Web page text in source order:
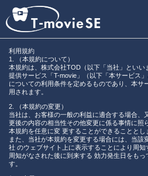
利用規約
1.
（本規約について）
本規約は、株式会社TOD （以下「当社」とい
提供サービス「 T-movie 」
（以下「本サービス
についての利用条件を定めるものであり、本サ
用されます。
2.
（本規約の変更）
当社は、お客様の一般の利益に適合する場合、
更後の内容の相当性その他変更に係る事情に照
本規約を任意に変 更することができることとし
また、当社が本規約を変更する場合には、当該
社 のウェブサイト上に表示することにより周知
周知がなされた後に到来する 効力発生日をも
す。